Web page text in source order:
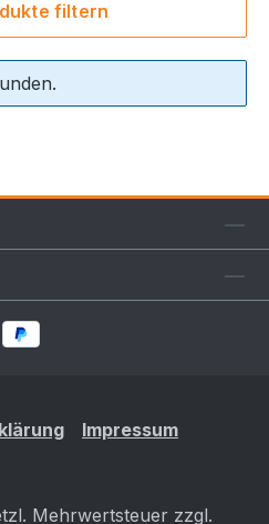
filtern
Impressum
Mehrwertsteuer zzgl.